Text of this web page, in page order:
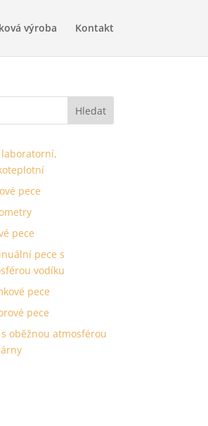
výroba Kontakt
laboratorní,
pece
pece
pece s
vodíku
pece
pece
s oběžnou atmosférou